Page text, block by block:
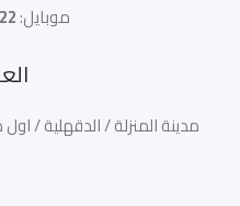
موبايل:
مدينة المنزلة / الدقهلية /